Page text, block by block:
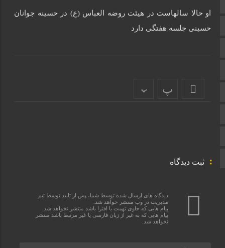
تالار گفتمان
اطلاعات سایت
او حالا سالهاست در هیئت روضه العباس (ع) در حسینه جوانان
حسینی جلسه هفتگی دارد
پ پ
ثبت دیدگاه
دیدگاه های ارسال شده توسط شما، پس از تایید توسط تیم
مدیریت در وب منتشر خواهد شد.
پیام هایی که حاوی تهمت یا افترا باشد منتشر نخواهد شد.
پیام هایی که به غیر از زبان فارسی یا غیر مرتبط باشد منتشر
نخواهد شد.